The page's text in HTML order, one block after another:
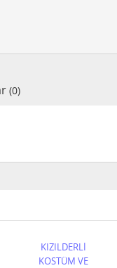
(0)
KIZILDERLİ
KOSTÜM VE